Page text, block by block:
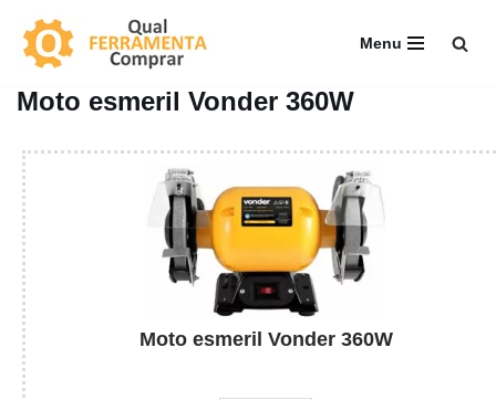
Pular
o
Menu
Moto esmeril Vonder 360W
Moto esmeril Vonder 360W